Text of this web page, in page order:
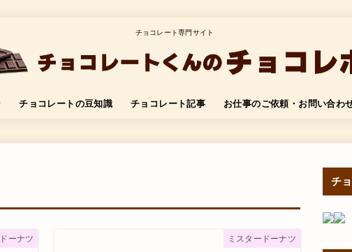
チョコレート専門サイト
チョコレートの豆知識 チョコレート記事 お仕事のご依頼・お問い合わ
ーナツ ミスタードーナツ
チ